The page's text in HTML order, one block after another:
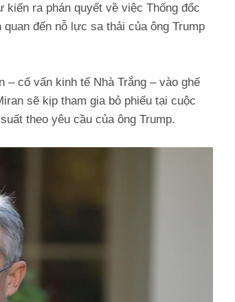
ra phán quyết về việc Thống đốc
đến nỗ lực sa thải của ông Trump
– cố vấn kinh tế Nhà Trắng – vào ghế
sẽ kịp tham gia bỏ phiếu tại cuộc
theo yêu cầu của ông Trump.